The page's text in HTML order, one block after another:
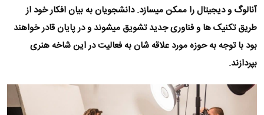
آنالوگ و دیجیتال را ممکن میسازد. دانشجویان به بیان افکار خود از
طریق تکنیک ها و فناوری جدید تشویق میشوند و در پایان قادر خواهند
بود با توجه به حوزه مورد علاقه شان به فعالیت در این شاخه هنری
بپردازند.